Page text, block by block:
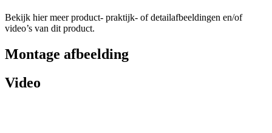
Bekijk hier meer product- praktijk- of detailafbeeldingen en/of
video’s van dit product.
Montage afbeelding
Video